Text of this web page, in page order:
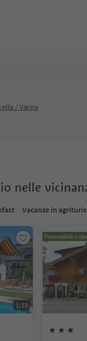
/ Varna
nelle
Vacanze in
1/18
Prenotabile